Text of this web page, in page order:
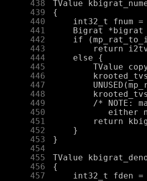
    438
    439
    440
    441
    442
    443
    444
    445
    446
    447
    448
    449
    450
    451
    452
    453
    454
    455
    456
    457